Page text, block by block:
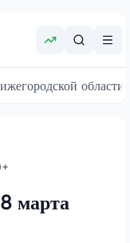
области
+
марта